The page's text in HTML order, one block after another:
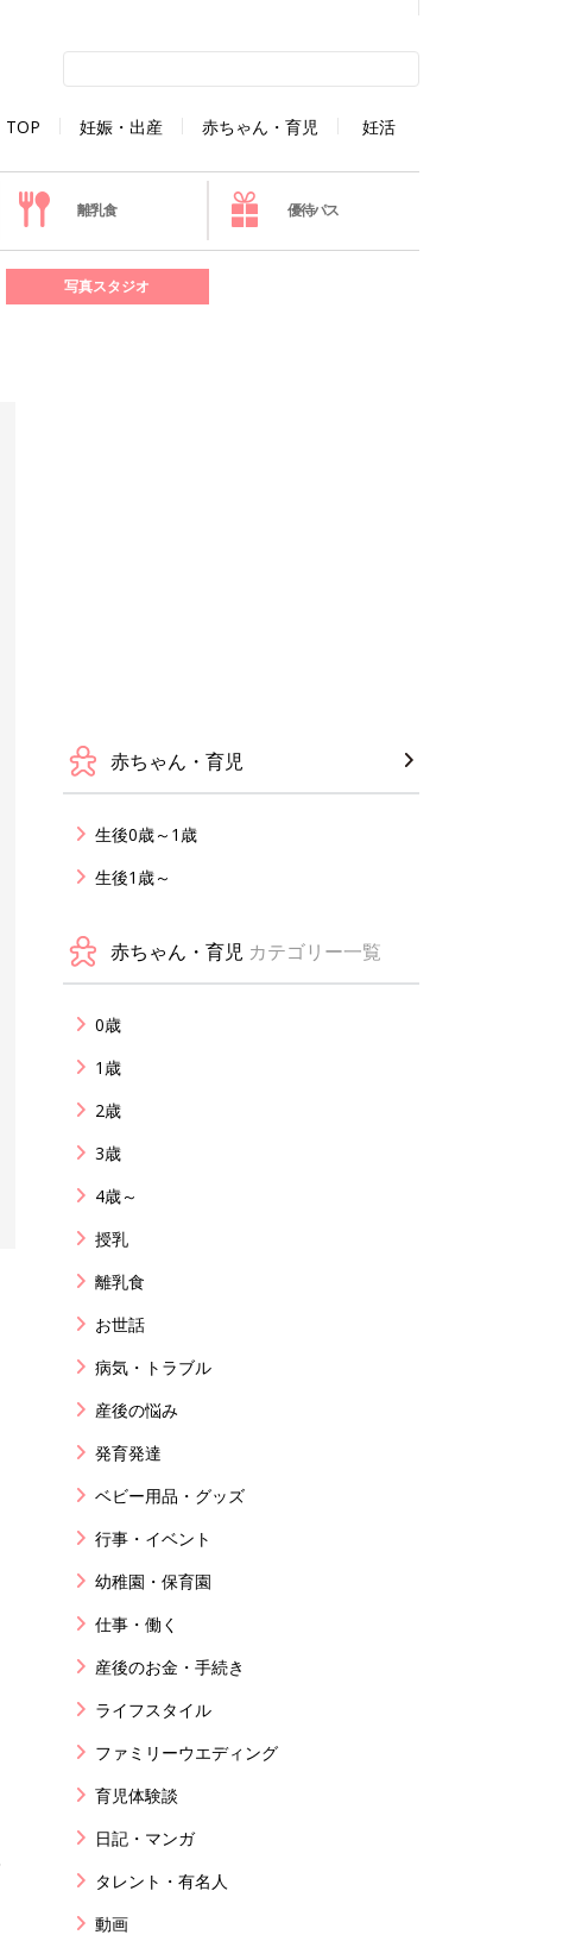
TOP 妊娠・出産 赤ちゃん・育児 妊活
離乳食 優待パス
写真スタジオ
赤ちゃん・育児
生後0歳～1歳
生後1歳～
赤ちゃん・育児 カテゴリー一覧
0歳
1歳
2歳
3歳
4歳～
授乳
離乳食
お世話
病気・トラブル
産後の悩み
発育発達
ベビー用品・グッズ
行事・イベント
幼稚園・保育園
仕事・働く
産後のお金・手続き
ライフスタイル
ファミリーウエディング
育児体験談
日記・マンガ
タレント・有名人
動画